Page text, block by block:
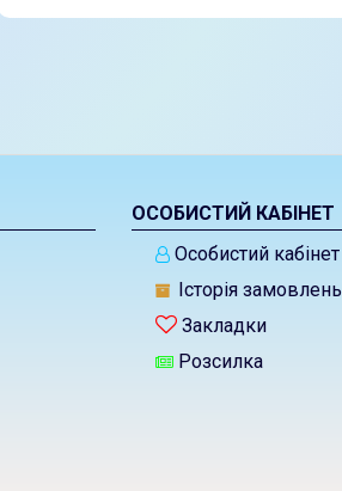
ОСОБИСТИЙ КАБІНЕТ
Особистий кабінет
Історія замовлень
Закладки
Розсилка